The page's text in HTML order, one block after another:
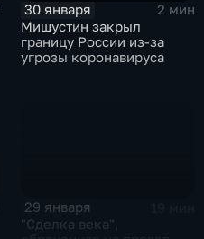
30 января
2 мин
Мишустин закрыл
границу России из-за
угрозы коронавируса
29 января
"Сделка века",